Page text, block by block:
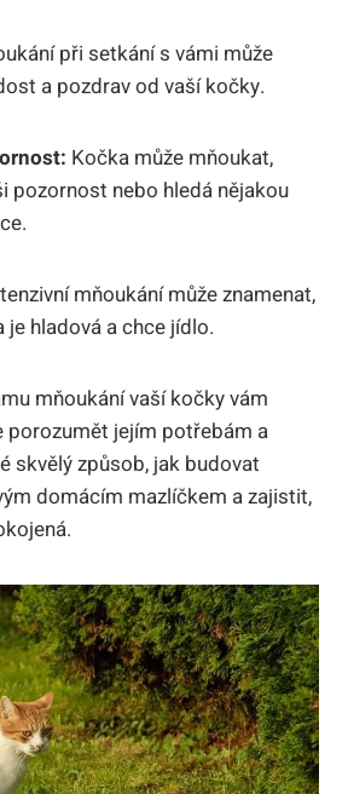
při setkání s vámi může
a pozdrav od vaší kočky.
Kočka může mňoukat,
pozornost nebo hledá nějakou
mňoukání může znamenat,
je hladová a chce jídlo.
mňoukání vaší kočky vám
porozumět jejím potřebám a
skvělý způsob, jak budovat
domácím mazlíčkem a zajistit,